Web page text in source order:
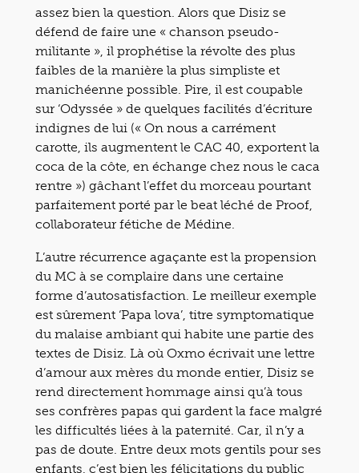
assez bien la question. Alors que Disiz se
défend de faire une « chanson pseudo-
militante », il prophétise la révolte des plus
faibles de la manière la plus simpliste et
manichéenne possible. Pire, il est coupable
sur ‘Odyssée » de quelques facilités d’écriture
indignes de lui (« On nous a carrément
carotte, ils augmentent le CAC 40, exportent la
coca de la côte, en échange chez nous le caca
rentre ») gâchant l’effet du morceau pourtant
parfaitement porté par le beat léché de Proof,
collaborateur fétiche de Médine.
L’autre récurrence agaçante est la propension
du MC à se complaire dans une certaine
forme d’autosatisfaction. Le meilleur exemple
est sûrement ‘Papa lova’, titre symptomatique
du malaise ambiant qui habite une partie des
textes de Disiz. Là où Oxmo écrivait une lettre
d’amour aux mères du monde entier, Disiz se
rend directement hommage ainsi qu’à tous
ses confrères papas qui gardent la face malgré
les difficultés liées à la paternité. Car, il n’y a
pas de doute. Entre deux mots gentils pour ses
enfants, c’est bien les félicitations du public